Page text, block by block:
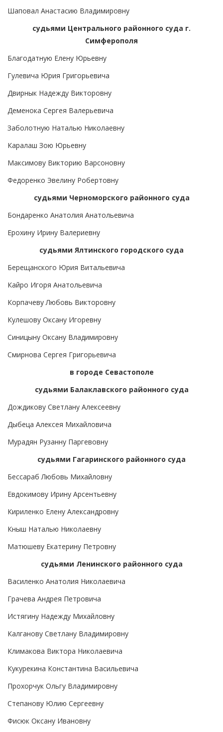
Шаповал Анастасию Владимировну
судьями Центрального районного суда г.
Симферополя
Благодатную Елену Юрьевну
Гулевича Юрия Григорьевича
Двирнык Надежду Викторовну
Деменока Сергея Валерьевича
Заболотную Наталью Николаевну
Каралаш Зою Юрьевну
Максимову Викторию Варсоновну
Федоренко Эвелину Робертовну
судьями Черноморского районного суда
Бондаренко Анатолия Анатольевича
Ерохину Ирину Валериевну
судьями Ялтинского городского суда
Берещанского Юрия Витальевича
Кайро Игоря Анатольевича
Корпачеву Любовь Викторовну
Кулешову Оксану Игоревну
Синицыну Оксану Владимировну
Смирнова Сергея Григорьевича
в городе Севастополе
судьями Балаклавского районного суда
Дождикову Светлану Алексеевну
Дыбеца Алексея Михайловича
Мурадян Рузанну Паргевовну
судьями Гагаринского районного суда
Бессараб Любовь Михайловну
Евдокимову Ирину Арсентьевну
Кириленко Елену Александровну
Кныш Наталью Николаевну
Матюшеву Екатерину Петровну
судьями Ленинского районного суда
Василенко Анатолия Николаевича
Грачева Андрея Петровича
Истягину Надежду Михайловну
Калганову Светлану Владимировну
Климакова Виктора Николаевича
Кукурекина Константина Васильевича
Прохорчук Ольгу Владимировну
Степанову Юлию Сергеевну
Фисюк Оксану Ивановну